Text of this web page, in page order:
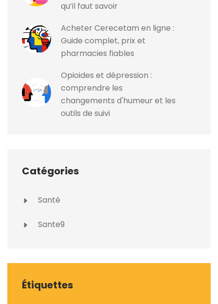
qu’il faut savoir
Acheter Cerecetam en ligne :
Guide complet, prix et
pharmacies fiables
Opioides et dépression :
comprendre les
changements d'humeur et les
outils de suivi
Catégories
Santé
Sante9
Étiquettes